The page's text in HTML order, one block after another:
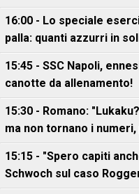
16:00 - Lo speciale
palla: quanti azzurri in
15:45 - SSC Napoli,
canotte da allenamento!
15:30 - Romano:
ma non tornano i numeri,
15:15 - "Spero capiti
Schwoch sul caso